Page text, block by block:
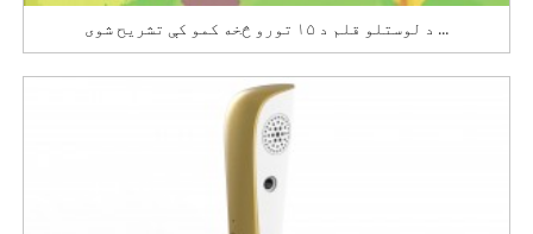
د لوستلو قلم د ۱۵ تورو څخه کمو کې تشریح شوی ...